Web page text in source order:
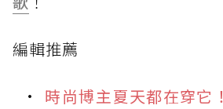
編輯推薦
時尚博主夏天都在穿它